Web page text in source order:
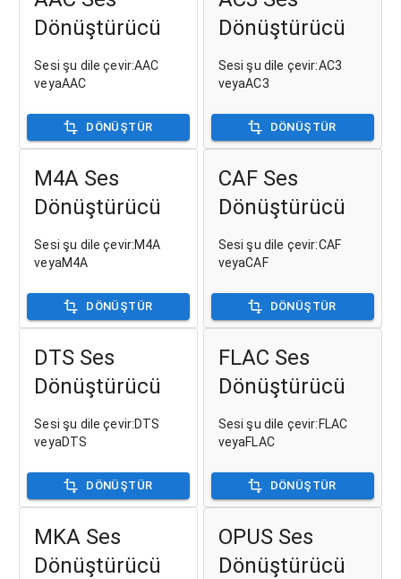
Dönüştürücü
Sesi şu dile çevir:AAC
veyaAAC
DÖNÜŞTÜR
Dönüştürücü
Sesi şu dile çevir:AC3
veyaAC3
DÖNÜŞTÜR
M4A Ses
Dönüştürücü
Sesi şu dile çevir:M4A
veyaM4A
DÖNÜŞTÜR
CAF Ses
Dönüştürücü
Sesi şu dile çevir:CAF
veyaCAF
DÖNÜŞTÜR
DTS Ses
Dönüştürücü
Sesi şu dile çevir:DTS
veyaDTS
DÖNÜŞTÜR
FLAC Ses
Dönüştürücü
Sesi şu dile çevir:FLAC
veyaFLAC
DÖNÜŞTÜR
MKA Ses
Dönüştürücü
OPUS Ses
Dönüştürücü